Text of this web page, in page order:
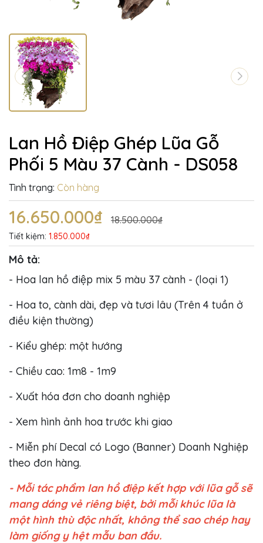
Lan Hồ Điệp Ghép Lũa Gỗ
Phối 5 Màu 37 Cành - DS058
Tình trạng: Còn hàng
16.650.000₫ 18.500.000₫
Tiết kiệm: 1.850.000₫
Mô tả:
- Hoa lan hồ điệp mix 5 màu 37 cành - (loại 1)
- Hoa to, cành dài, đẹp và tươi lâu (Trên 4 tuần ở
điều kiện thường)
- Kiểu ghép: một hướng
- Chiều cao: 1m8 - 1m9
- Xuất hóa đơn cho doanh nghiệp
- Xem hình ảnh hoa trước khi giao
- Miễn phí Decal có Logo (Banner) Doanh Nghiệp
theo đơn hàng.
- Mỗi tác phẩm lan hồ điệp kết hợp với lũa gỗ sẽ
mang dáng vẻ riêng biệt, bởi mỗi khúc lũa là
một hình thù độc nhất, không thể sao chép hay
làm giống y hệt mẫu ban đầu.